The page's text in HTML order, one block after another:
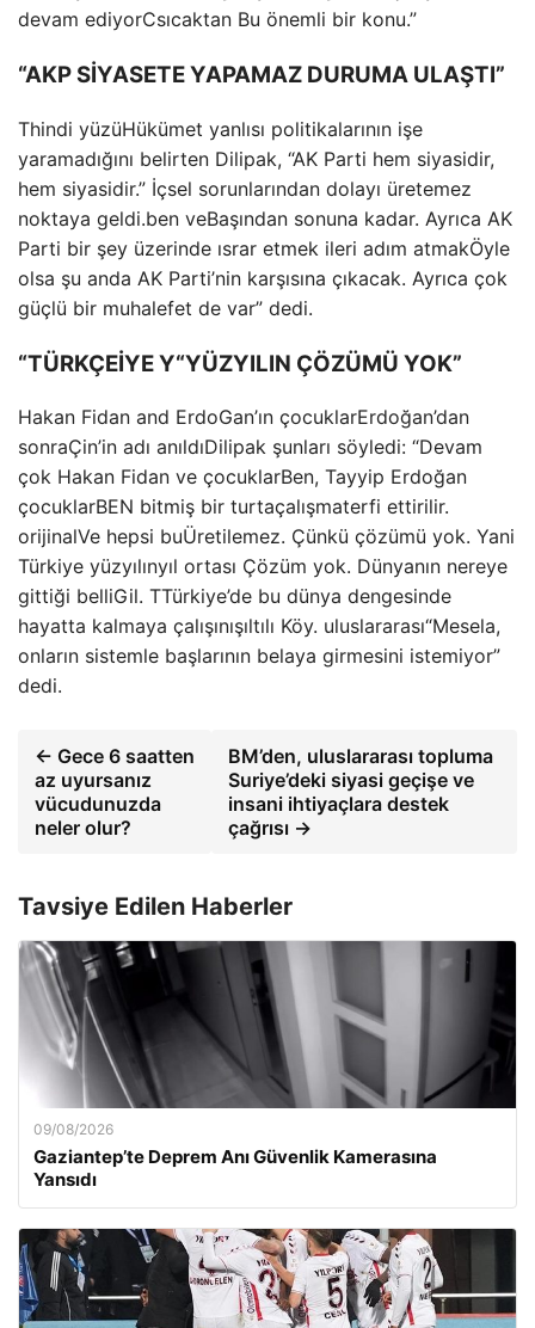
devam ediyorCsıcaktan Bu önemli bir konu.”
“AKP SİYASETE YAPAMAZ DURUMA ULAŞTI”
Thindi yüzüHükümet yanlısı politikalarının işe
yaramadığını belirten Dilipak, “AK Parti hem siyasidir,
hem siyasidir.” İçsel sorunlarından dolayı üretemez
noktaya geldi.ben veBaşından sonuna kadar. Ayrıca AK
Parti bir şey üzerinde ısrar etmek ileri adım atmakÖyle
olsa şu anda AK Parti’nin karşısına çıkacak. Ayrıca çok
güçlü bir muhalefet de var” dedi.
“TÜRKÇEİYE Y“YÜZYILIN ÇÖZÜMÜ YOK”
Hakan Fidan and ErdoGan’ın çocuklarErdoğan’dan
sonraÇin’in adı anıldıDilipak şunları söyledi: “Devam
çok Hakan Fidan ve çocuklarBen, Tayyip Erdoğan
çocuklarBEN bitmiş bir turtaçalışmaterfi ettirilir.
orijinalVe hepsi buÜretilemez. Çünkü çözümü yok. Yani
Türkiye yüzyılınyıl ortası Çözüm yok. Dünyanın nereye
gittiği belliGil. TTürkiye’de bu dünya dengesinde
hayatta kalmaya çalışınışıltılı Köy. uluslararası“Mesela,
onların sistemle başlarının belaya girmesini istemiyor”
dedi.
← Gece 6 saatten
az uyursanız
vücudunuzda
neler olur?
BM’den, uluslararası topluma
Suriye’deki siyasi geçişe ve
insani ihtiyaçlara destek
çağrısı →
Tavsiye Edilen Haberler
09/08/2026
Gaziantep’te Deprem Anı Güvenlik Kamerasına
Yansıdı